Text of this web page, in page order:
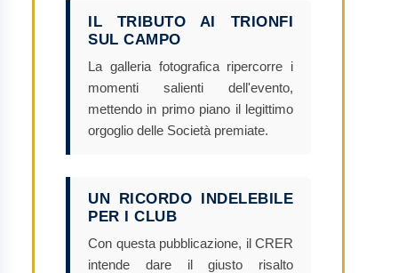
IL TRIBUTO AI TRIONFI
SUL CAMPO
La galleria fotografica ripercorre i
momenti salienti dell'evento,
mettendo in primo piano il legittimo
orgoglio delle Società premiate.
UN RICORDO INDELEBILE
PER I CLUB
Con questa pubblicazione, il CRER
intende dare il giusto risalto